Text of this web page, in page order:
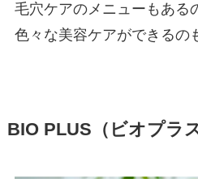
毛穴ケアのメニューもある
色々な美容ケアができるの
BIO PLUS（ビオプラ